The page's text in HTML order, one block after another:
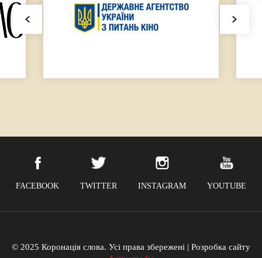
FACEBOOK TWITTER INSTAGRAM YOUTUBE
© 2025 Коронація слова. Усі права збережені | Розробка сайту